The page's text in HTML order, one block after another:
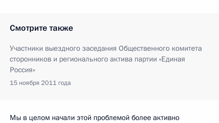
Смотрите также
Участники выездного заседания Общественного комитета
сторонников и регионального актива партии «Единая
Россия»
15 ноября 2011 года
Мы в целом начали этой проблемой более активно